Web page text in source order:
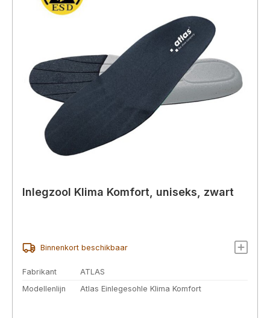
Inlegzool Klima Komfort, uniseks, zwart
Binnenkort beschikbaar
Fabrikant
ATLAS
Modellenlijn
Atlas Einlegesohle Klima Komfort